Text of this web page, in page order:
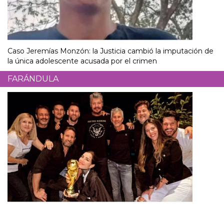
Caso Jeremías Monzón: la Justicia cambió la imputación de
la única adolescente acusada por el crimen
FARÁNDULA